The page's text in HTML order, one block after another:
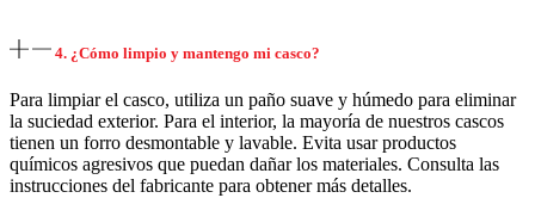
4. ¿Cómo limpio y mantengo mi casco?
Para limpiar el casco, utiliza un paño suave y húmedo para eliminar
la suciedad exterior. Para el interior, la mayoría de nuestros cascos
tienen un forro desmontable y lavable. Evita usar productos
químicos agresivos que puedan dañar los materiales. Consulta las
instrucciones del fabricante para obtener más detalles.